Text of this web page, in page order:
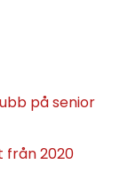
på senior
från 2020